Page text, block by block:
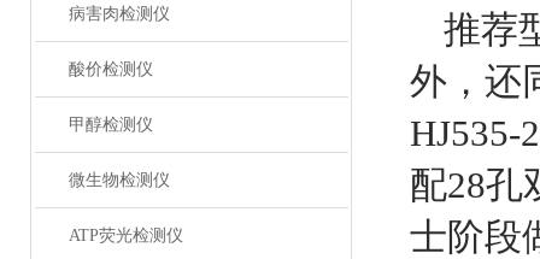
病害肉检测仪
酸价检测仪
甲醇检测仪
微生物检测仪
ATP荧光检测仪
推荐
外，还
HJ535-
配28孔
士阶段